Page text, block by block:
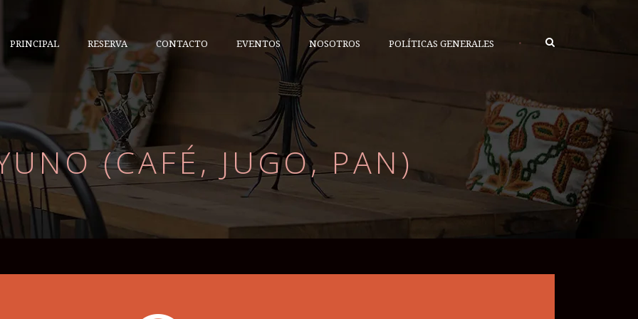
PRINCIPAL RESERVA CONTACTO EVENTOS NOSOTROS POLÍTICAS GENERALES •
(CAFÉ, JUGO, PAN)